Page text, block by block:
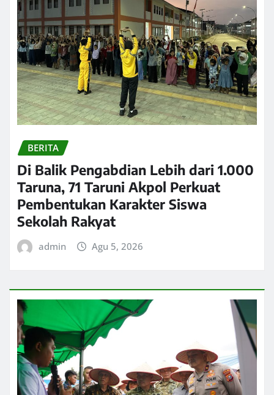
BERITA
Di Balik Pengabdian Lebih dari 1.000
Taruna, 71 Taruni Akpol Perkuat
Pembentukan Karakter Siswa
Sekolah Rakyat
admin Agu 5, 2026